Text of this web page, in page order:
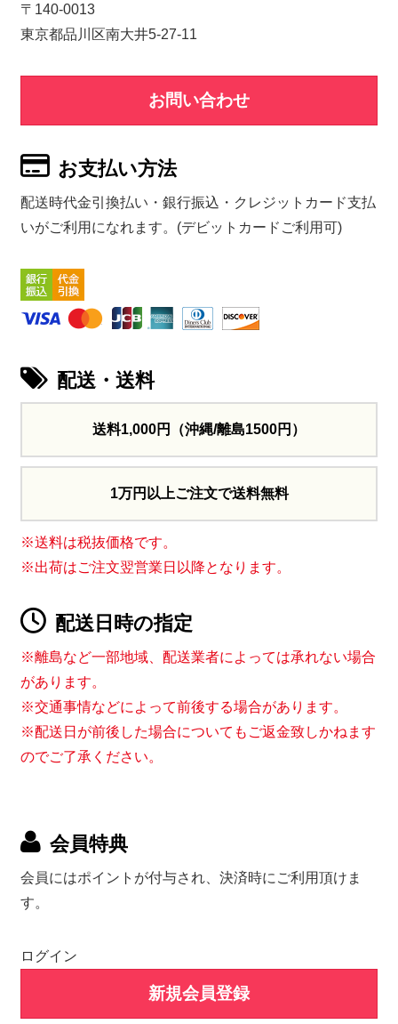
〒140-0013
東京都品川区南大井5-27-11
お問い合わせ
お支払い方法
配送時代金引換払い・銀行振込・クレジットカード支払
いがご利用になれます。(デビットカードご利用可)
配送・送料
送料1,000円 （沖縄/離島1500円）
1万円以上ご注文で送料無料
※送料は税抜価格です。
※出荷はご注文翌営業日以降となります。
配送日時の指定
※離島など一部地域、配送業者によっては承れない場合
があります。
※交通事情などによって前後する場合があります。
※配送日が前後した場合についてもご返金致しかねます
のでご了承ください。
会員特典
会員にはポイントが付与され、決済時にご利用頂けま
す。
ログイン
新規会員登録